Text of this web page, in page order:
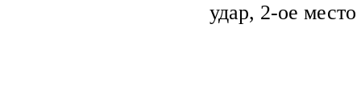
удар, 2-ое